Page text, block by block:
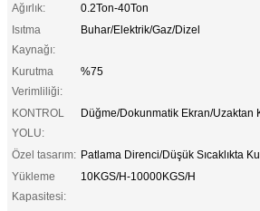
Ağırlık:
0.2Ton-40Ton
Isıtma
Kaynağı:
Buhar/Elektrik/Gaz/Dizel
Kurutma
Verimliliği:
%75
KONTROL
YOLU:
Düğme/Dokunmatik Ekran/Uzaktan
Özel tasarım: Patlama Direnci/Düşük Sıcaklıkta
Yükleme
Kapasitesi:
10KGS/H-10000KGS/H